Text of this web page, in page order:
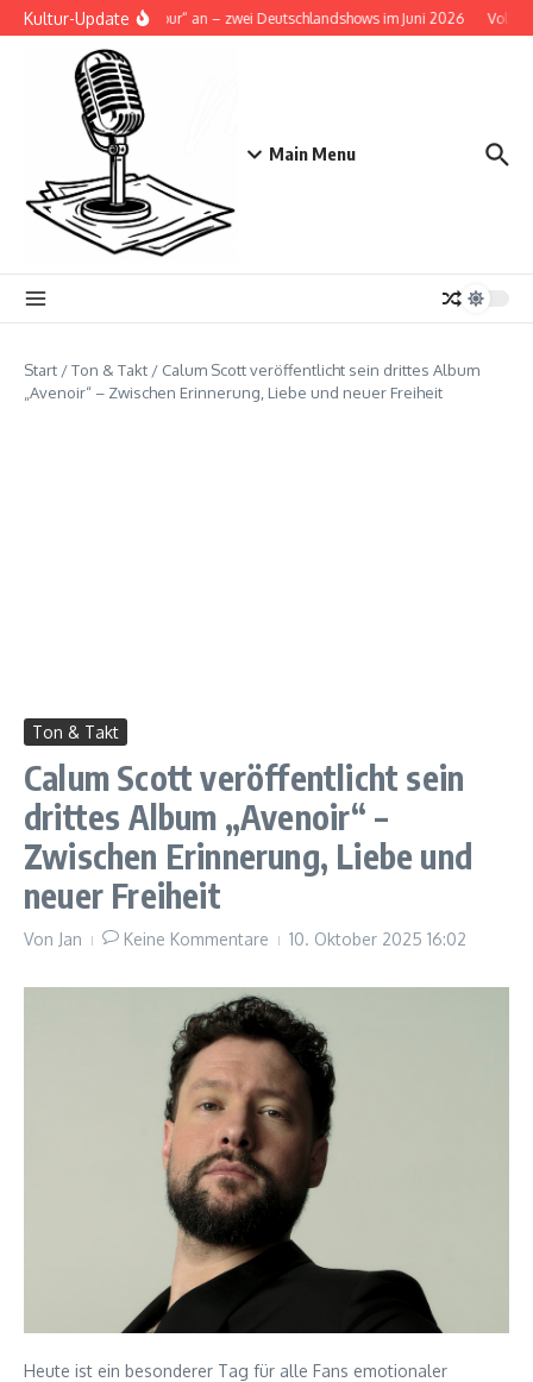
Zum Inhalt springen
Kultur-Update
Ma Vie World Tour“ an – zwei Deutschlandshows im Juni 2026 Volbeat
Main Menu
Start /Ton & Takt / Calum Scott veröffentlicht sein drittes Album
„Avenoir“ – Zwischen Erinnerung, Liebe und neuer Freiheit
Ton & Takt
Calum Scott veröffentlicht sein
drittes Album „Avenoir“ –
Zwischen Erinnerung, Liebe und
neuer Freiheit
Von Jan Keine Kommentare 10. Oktober 2025 16:02
Heute ist ein besonderer Tag für alle Fans emotionaler